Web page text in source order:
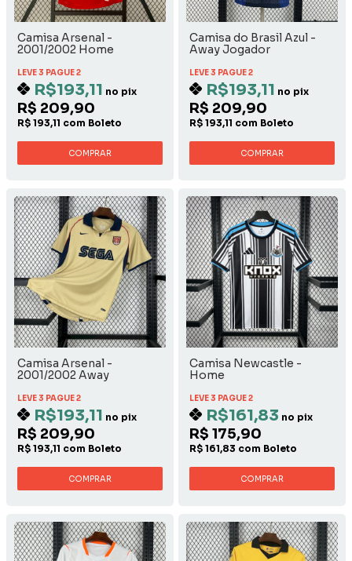
Camisa Arsenal -
2001/2002 Home
LEVE 3 PAGUE 2
R$193,11 no pix
R$ 209,90
R$ 193,11 com Boleto
COMPRAR
Camisa do Brasil Azul -
Away Jogador
LEVE 3 PAGUE 2
R$193,11 no pix
R$ 209,90
R$ 193,11 com Boleto
COMPRAR
Camisa Arsenal -
2001/2002 Away
LEVE 3 PAGUE 2
R$193,11 no pix
R$ 209,90
R$ 193,11 com Boleto
COMPRAR
Camisa Newcastle -
Home
LEVE 3 PAGUE 2
R$161,83 no pix
R$ 175,90
R$ 161,83 com Boleto
COMPRAR